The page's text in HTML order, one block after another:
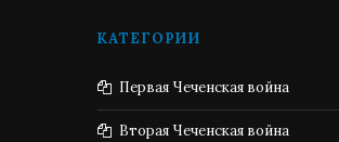
КАТЕГОРИИ
Первая Чеченская война
Вторая Чеченская война